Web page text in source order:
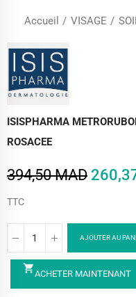
Accueil VISAGE
ISISPHARMA
ROSACEE
394,50 MAD
TTC
AJOUTER AU
shopping_cartACHETER MAINTENANT